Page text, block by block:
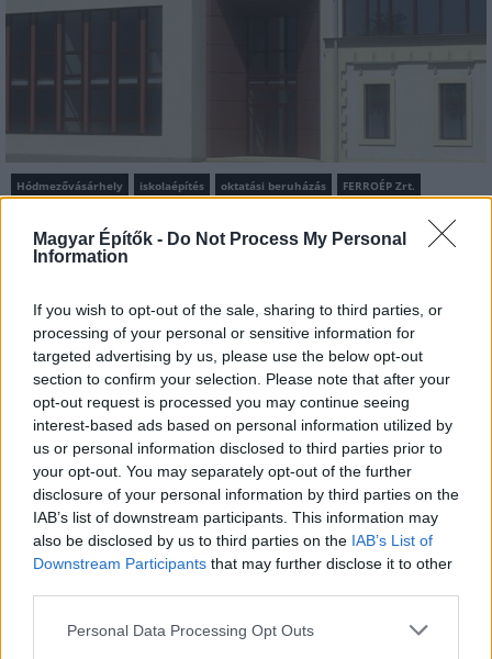
Magyar Építők - Do Not Process My Personal
Information
If you wish to opt-out of the sale, sharing to third parties, or
processing of your personal or sensitive information for
targeted advertising by us, please use the below opt-out
section to confirm your selection. Please note that after your
opt-out request is processed you may continue seeing
interest-based ads based on personal information utilized by
us or personal information disclosed to third parties prior to
your opt-out. You may separately opt-out of the further
disclosure of your personal information by third parties on the
IAB’s list of downstream participants. This information may
also be disclosed by us to third parties on the IAB’s List of
Downstream Participants that may further disclose it to other
Please note that this website/app uses one or more Google
Personal Data Processing Opt Outs
Hódmezővásárhely iskolaépítés oktatási beruházás FERROÉP Zrt.
Másfélszeresére bővítik Hódmezővásárhely jó hírű
református iskoláját
kivitelezheti; a munkák csaknem egy évig tartanak majd.
Mi épül?
Paks paksi atomerőmű Paks II. Atomerőmű Zrt.